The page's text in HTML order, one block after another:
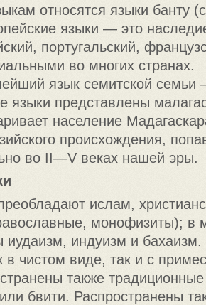
относятся языки банту
языки — это
португальский,
во многих странах.
язык семитской семьи
языки представлены
население
происхождения,
во II—V веках нашей эры.
ислам,
монофизиты); в
иудаизм, индуизм и бахаизм.
в чистом виде, так и с
также
бвити. Распространены